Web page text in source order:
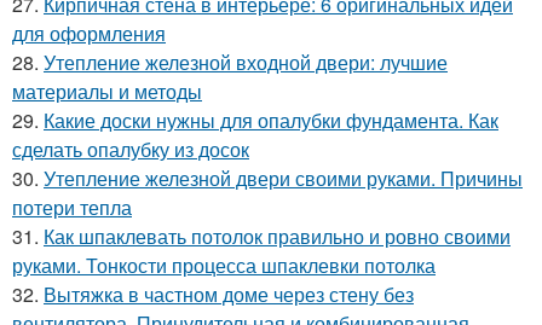
для оформления
28. Утепление железной входной двери: лучшие
материалы и методы
29. Какие доски нужны для опалубки фундамента. Как
сделать опалубку из досок
30. Утепление железной двери своими руками. Причины
потери тепла
31. Как шпаклевать потолок правильно и ровно своими
руками. Тонкости процесса шпаклевки потолка
32. Вытяжка в частном доме через стену без